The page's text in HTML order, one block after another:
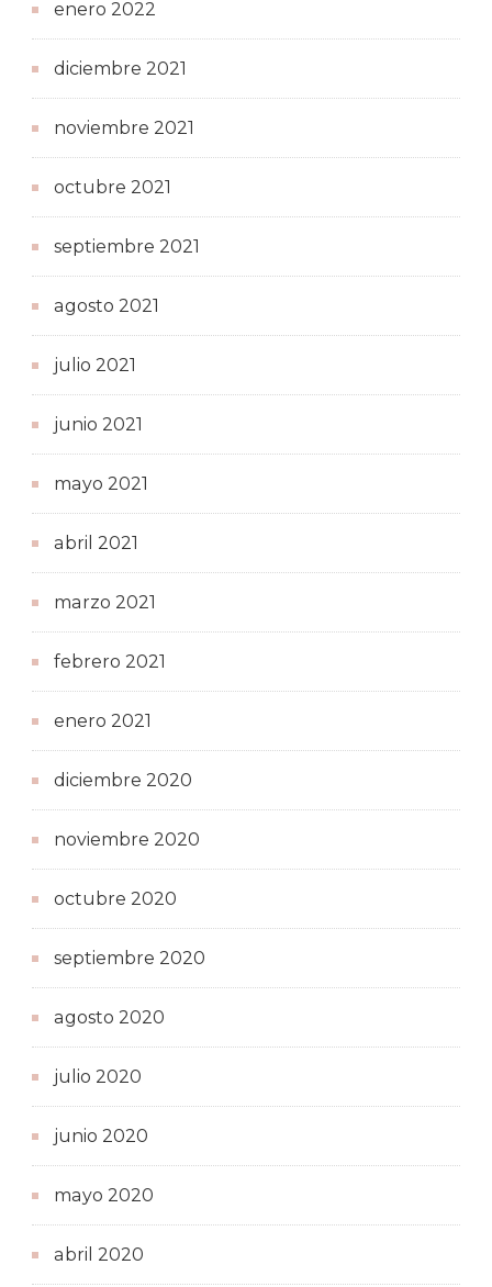
enero 2022
diciembre 2021
noviembre 2021
octubre 2021
septiembre 2021
agosto 2021
julio 2021
junio 2021
mayo 2021
abril 2021
marzo 2021
febrero 2021
enero 2021
diciembre 2020
noviembre 2020
octubre 2020
septiembre 2020
agosto 2020
julio 2020
junio 2020
mayo 2020
abril 2020